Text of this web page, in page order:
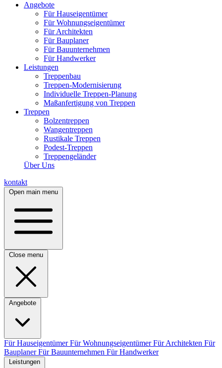
Angebote
Für Hauseigentümer
Für Wohnungseigentümer
Für Architekten
Für Bauplaner
Für Bauunternehmen
Für Handwerker
Leistungen
Treppenbau
Treppen-Modernisierung
Individuelle Treppen-Planung
Maßanfertigung von Treppen
Treppen
Bolzentreppen
Wangentreppen
Rustikale Treppen
Podest-Treppen
Treppengeländer
Über Uns
kontakt
Open main menu
Close menu
Angebote
Für HauseigentümerFür WohnungseigentümerFür Architekten Für
BauplanerFür Bauunternehmen Für Handwerker
Leistungen